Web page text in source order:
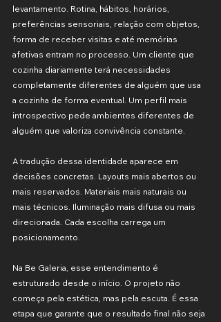
levantamento. Rotina, hábitos, horários,
preferências sensoriais, relação com objetos,
forma de receber visitas e até memórias
afetivas entram no processo. Um cliente que
cozinha diariamente terá necessidades
completamente diferentes de alguém que usa
a cozinha de forma eventual. Um perfil mais
introspectivo pede ambientes diferentes de
alguém que valoriza convivência constante.
A tradução dessa identidade aparece em
decisões concretas. Layouts mais abertos ou
mais reservados. Materiais mais naturais ou
mais técnicos. Iluminação mais difusa ou mais
direcionada. Cada escolha carrega um
posicionamento.
Na Be Galeria, esse entendimento é
estruturado desde o início. O projeto não
começa pela estética, mas pela escuta. É essa
etapa que garante que o resultado final não seja